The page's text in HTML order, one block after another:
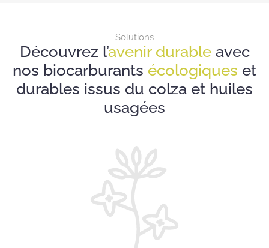
Solutions
Découvrez l’avenir durableavec
nos biocarburants écologiques et
durables issus du colza et huiles
usagées